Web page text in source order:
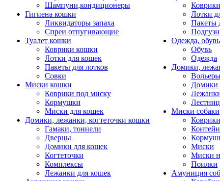
Шампуни,кондиционеры
Гигиена кошки
Ликвидаторы запаха
Спреи отпугивающие
Туалет кошки
Коврики кошки
Лотки для кошек
Пакеты для лотков
Совки
Миски кошки
Коврики под миску
Кормушки
Миски для кошек
Домики, лежанки, когтеточки кошки
Гамаки, тоннели
Дверцы
Домики для кошек
Когтеточки
Комплексы
Лежанки для кошек
Коврики
Лотки
Пакеты
Одежда, обувь
Обувь
Одежда
Домики,
Домики
Миски собаки
Миски
Миски
Поилки
Амуниция